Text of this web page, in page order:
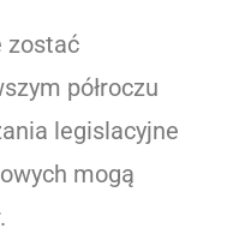
zostać
półroczu
legislacyjne
mogą